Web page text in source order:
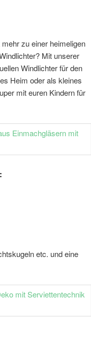
zu einer heimeligen
Mit unserer
Windlichter für den
Heim oder als kleines
mit euren Kindern für
etc. und eine